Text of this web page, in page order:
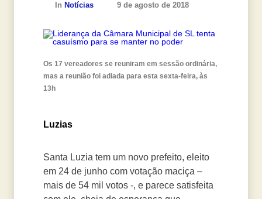
In Notícias 9 de agosto de 2018
Os 17 vereadores se reuniram em sessão ordinária,
mas a reunião foi adiada para esta sexta-feira, às
13h
Luzias
Santa Luzia tem um novo prefeito, eleito
em 24 de junho com votação maciça –
mais de 54 mil votos -, e parece satisfeita